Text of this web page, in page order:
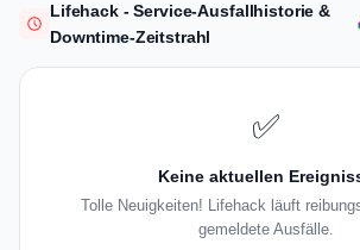
Lifehack - Service-Ausfallhistorie &
Downtime-Zeitstrahl
✅
Keine aktuellen
Tolle Neuigkeiten! Lifehack läuft
gemeldete Ausfälle.